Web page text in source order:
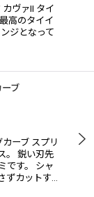
カヴァII タイ
高のタイイ
ジとなって
ーブ
カーブ スプリ
。 鋭い刃先
です。 シャ
ずカットす…